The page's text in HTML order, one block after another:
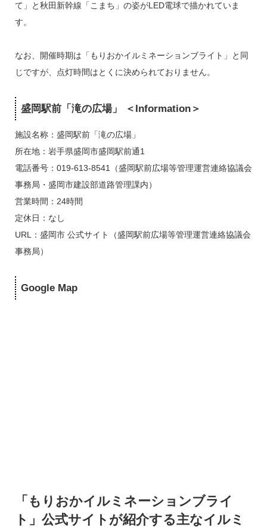
て」と秋田新幹線「こまち」の姿がLED電球で描かれていま
す。
なお、開催時期は「もりおかイルミネーションブライト」と同
じですが、点灯時間はとくに決められておりません。
盛岡駅前「滝の広場」 ＜Information＞
施設名称：盛岡駅前「滝の広場」
所在地：岩手県盛岡市盛岡駅前通1
電話番号：019-613-8541（盛岡駅前広場等管理運営連絡協議会
事務局・盛岡市建設部道路管理課内）
営業時間：24時間
定休日：なし
URL：盛岡市 公式サイト（盛岡駅前広場等管理運営連絡協議会
事務局）
Google Map
「もりおかイルミネーションブライ
ト」公式サイトが紹介する主なイルミ